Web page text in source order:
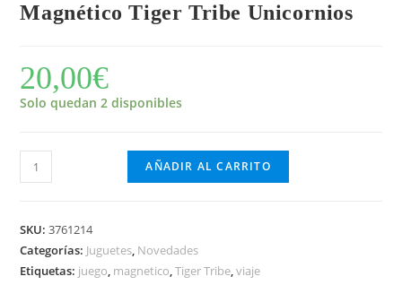
Magnético Tiger Tribe Unicornios
20,00€
Solo quedan 2 disponibles
Magnético
Tiger
Unicornios
cantidad
AÑADIR AL CARRITO
SKU:3761214
Categorías: Juguetes, Novedades
Etiquetas: juego, magnetico,Tiger Tribe,viaje